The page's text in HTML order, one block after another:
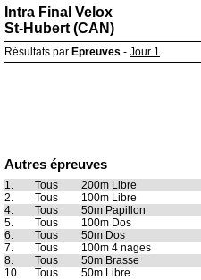
Intra Final Velox
St-Hubert (CAN)
Résultats par Epreuves - Jour 1
Autres épreuves
1. Tous 200m Libre
2.
Tous 100m Libre
4.
Tous 50m Papillon
5.
Tous 100m Dos
6.
Tous 50m Dos
7.
Tous 100m 4 nages
8.
Tous 50m Brasse
10.
Tous 50m Libre